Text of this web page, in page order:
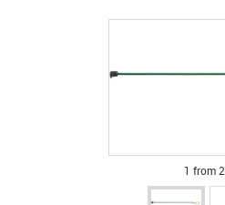
1 from 2